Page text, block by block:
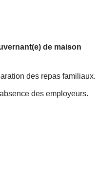
de maison
des repas familiaux.
des employeurs.